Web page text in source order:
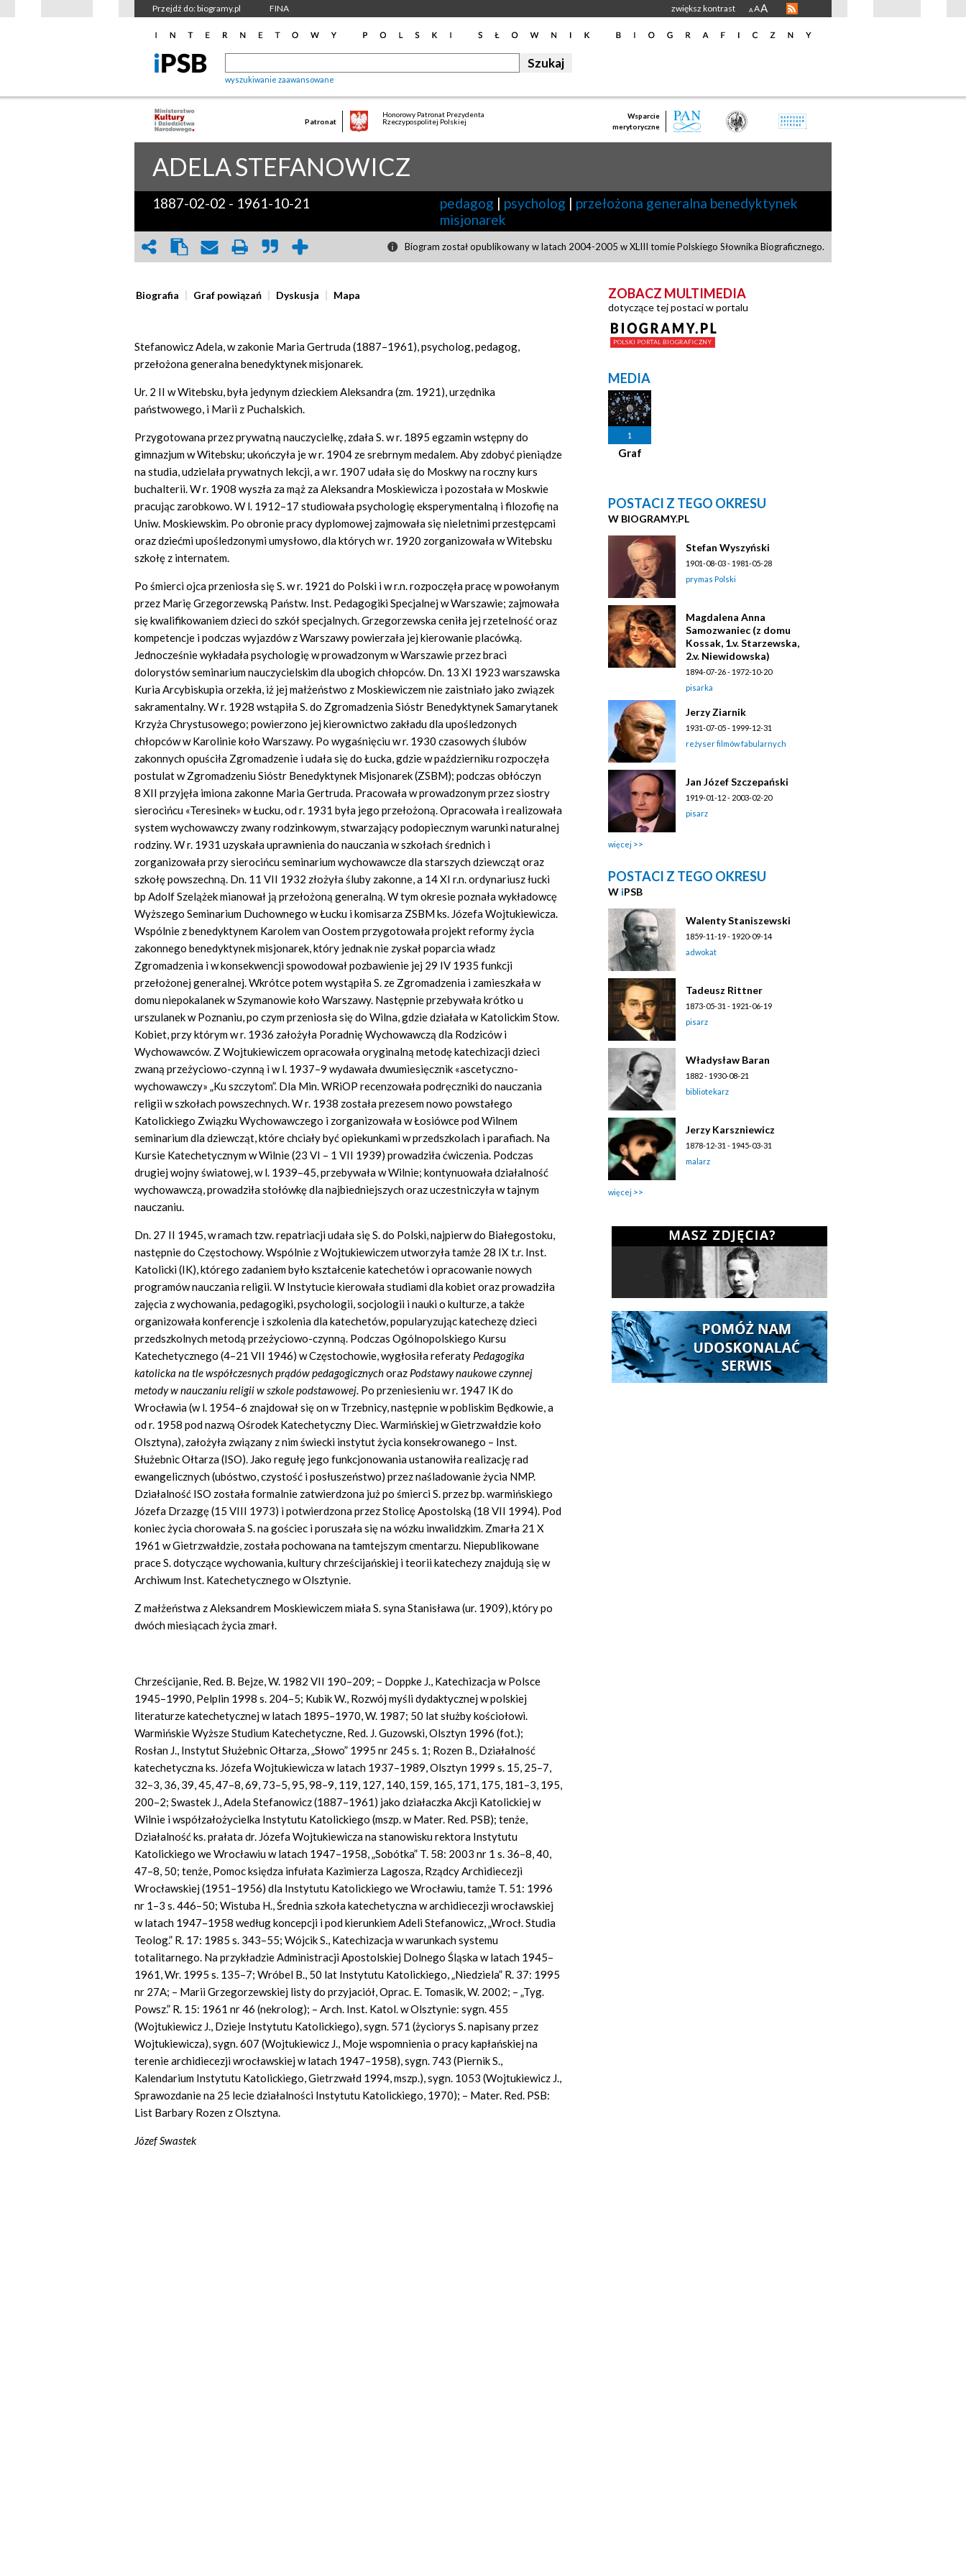
Przejdź do: biogramy.pl FINA zwiększ kontrast A AA
wyszukiwanie zaawansowane
Patronat
Honorowy Patronat Prezydenta
Rzeczypospolitej Polskiej
Wsparcie
merytoryczne
ADELASTEFANOWICZ
1887-02-02 - 1961-10-21 pedagog | psycholog | przełożona generalna benedyktynek
misjonarek
Biogram został opublikowany w latach 2004-2005 w XLIII tomie Polskiego Słownika Biograficznego.
Biografia Graf powiązań Dyskusja Mapa
Stefanowicz Adela, w zakonie Maria Gertruda (1887–1961), psycholog, pedagog,
przełożona generalna benedyktynek misjonarek.
Ur. 2 II w Witebsku, była jedynym dzieckiem Aleksandra (zm. 1921), urzędnika
państwowego, i Marii z Puchalskich.
Przygotowana przez prywatną nauczycielkę, zdała S. w r. 1895 egzamin wstępny do
gimnazjum w Witebsku; ukończyła je w r. 1904 ze srebrnym medalem. Aby zdobyć pieniądze
na studia, udzielała prywatnych lekcji, a w r. 1907 udała się do Moskwy na roczny kurs
buchalterii. W r. 1908 wyszła za mąż za Aleksandra Moskiewicza i pozostała w Moskwie
pracując zarobkowo. W l. 1912–17 studiowała psychologię eksperymentalną i filozofię na
Uniw. Moskiewskim. Po obronie pracy dyplomowej zajmowała się nieletnimi przestępcami
oraz dziećmi upośledzonymi umysłowo, dla których w r. 1920 zorganizowała w Witebsku
szkołę z internatem.
Po śmierci ojca przeniosła się S. w r. 1921 do Polski i w r.n. rozpoczęła pracę w powołanym
przez Marię Grzegorzewską Państw. Inst. Pedagogiki Specjalnej w Warszawie; zajmowała
się kwalifikowaniem dzieci do szkół specjalnych. Grzegorzewska ceniła jej rzetelność oraz
kompetencje i podczas wyjazdów z Warszawy powierzała jej kierowanie placówką.
Jednocześnie wykładała psychologię w prowadzonym w Warszawie przez braci
dolorystów seminarium nauczycielskim dla ubogich chłopców. Dn. 13 XI 1923 warszawska
Kuria Arcybiskupia orzekła, iż jej małżeństwo z Moskiewiczem nie zaistniało jako związek
sakramentalny. W r. 1928 wstąpiła S. do Zgromadzenia Sióstr Benedyktynek Samarytanek
Krzyża Chrystusowego; powierzono jej kierownictwo zakładu dla upośledzonych
chłopców w Karolinie koło Warszawy. Po wygaśnięciu w r. 1930 czasowych ślubów
zakonnych opuściła Zgromadzenie i udała się do Łucka, gdzie w październiku rozpoczęła
postulat w Zgromadzeniu Sióstr Benedyktynek Misjonarek (ZSBM); podczas obłóczyn
8 XII przyjęła imiona zakonne Maria Gertruda. Pracowała w prowadzonym przez siostry
sierocińcu «Teresinek» w Łucku, od r. 1931 była jego przełożoną. Opracowała i realizowała
system wychowawczy zwany rodzinkowym, stwarzający podopiecznym warunki naturalnej
rodziny. W r. 1931 uzyskała uprawnienia do nauczania w szkołach średnich i
zorganizowała przy sierocińcu seminarium wychowawcze dla starszych dziewcząt oraz
szkołę powszechną. Dn. 11 VII 1932 złożyła śluby zakonne, a 14 XI r.n. ordynariusz łucki
bp Adolf Szelążek mianował ją przełożoną generalną. W tym okresie poznała wykładowcę
Wyższego Seminarium Duchownego w Łucku i komisarza ZSBM ks. Józefa Wojtukiewicza.
Wspólnie z benedyktynem Karolem van Oostem przygotowała projekt reformy życia
zakonnego benedyktynek misjonarek, który jednak nie zyskał poparcia władz
Zgromadzenia i w konsekwencji spowodował pozbawienie jej 29 IV 1935 funkcji
przełożonej generalnej. Wkrótce potem wystąpiła S. ze Zgromadzenia i zamieszkała w
domu niepokalanek w Szymanowie koło Warszawy. Następnie przebywała krótko u
urszulanek w Poznaniu, po czym przeniosła się do Wilna, gdzie działała w Katolickim Stow.
Kobiet, przy którym w r. 1936 założyła Poradnię Wychowawczą dla Rodziców i
Wychowawców. Z Wojtukiewiczem opracowała oryginalną metodę katechizacji dzieci
zwaną przeżyciowo-czynną i w l. 1937–9 wydawała dwumiesięcznik «ascetyczno-
wychowawczy» „Ku szczytom”. Dla Min. WRiOP recenzowała podręczniki do nauczania
religii w szkołach powszechnych. W r. 1938 została prezesem nowo powstałego
Katolickiego Związku Wychowawczego i zorganizowała w Łosiówce pod Wilnem
seminarium dla dziewcząt, które chciały być opiekunkami w przedszkolach i parafiach. Na
Kursie Katechetycznym w Wilnie (23 VI – 1 VII 1939) prowadziła ćwiczenia. Podczas
drugiej wojny światowej, w l. 1939–45, przebywała w Wilnie; kontynuowała działalność
wychowawczą, prowadziła stołówkę dla najbiedniejszych oraz uczestniczyła w tajnym
nauczaniu.
Dn. 27 II 1945, w ramach tzw. repatriacji udała się S. do Polski, najpierw do Białegostoku,
następnie do Częstochowy. Wspólnie z Wojtukiewiczem utworzyła tamże 28 IX t.r. Inst.
Katolicki (IK), którego zadaniem było kształcenie katechetów i opracowanie nowych
programów nauczania religii. W Instytucie kierowała studiami dla kobiet oraz prowadziła
zajęcia z wychowania, pedagogiki, psychologii, socjologii i nauki o kulturze, a także
organizowała konferencje i szkolenia dla katechetów, popularyzując katechezę dzieci
przedszkolnych metodą przeżyciowo-czynną. Podczas Ogólnopolskiego Kursu
Katechetycznego (4–21 VII 1946) w Częstochowie, wygłosiła referaty Pedagogika
katolicka na tle współczesnych prądów pedagogicznychoraz Podstawy naukowe czynnej
metody w nauczaniu religii w szkole podstawowej. Po przeniesieniu w r. 1947 IK do
Wrocławia (w l. 1954–6 znajdował się on w Trzebnicy, następnie w pobliskim Będkowie, a
od r. 1958 pod nazwą Ośrodek Katechetyczny Diec. Warmińskiej w Gietrzwałdzie koło
Olsztyna), założyła związany z nim świecki instytut życia konsekrowanego – Inst.
Służebnic Ołtarza (ISO). Jako regułę jego funkcjonowania ustanowiła realizację rad
ewangelicznych (ubóstwo, czystość i posłuszeństwo) przez naśladowanie życia NMP.
Działalność ISO została formalnie zatwierdzona już po śmierci S. przez bp. warmińskiego
Józefa Drzazgę (15 VIII 1973) i potwierdzona przez Stolicę Apostolską (18 VII 1994). Pod
koniec życia chorowała S. na gościec i poruszała się na wózku inwalidzkim. Zmarła 21 X
1961 w Gietrzwałdzie, została pochowana na tamtejszym cmentarzu. Niepublikowane
prace S. dotyczące wychowania, kultury chrześcijańskiej i teorii katechezy znajdują się w
Archiwum Inst. Katechetycznego w Olsztynie.
Z małżeństwa z Aleksandrem Moskiewiczem miała S. syna Stanisława (ur. 1909), który po
dwóch miesiącach życia zmarł.
Chrześcijanie, Red. B. Bejze, W. 1982 VII 190–209; – Doppke J., Katechizacja w Polsce
1945–1990, Pelplin 1998 s. 204–5; Kubik W., Rozwój myśli dydaktycznej w polskiej
literaturze katechetycznej w latach 1895–1970, W. 1987; 50 lat służby kościołowi.
Warmińskie Wyższe Studium Katechetyczne, Red. J. Guzowski, Olsztyn 1996 (fot.);
Rosłan J., Instytut Służebnic Ołtarza, „Słowo” 1995 nr 245 s. 1; Rozen B., Działalność
katechetyczna ks. Józefa Wojtukiewicza w latach 1937–1989, Olsztyn 1999 s. 15, 25–7,
32–3, 36, 39, 45, 47–8, 69, 73–5, 95, 98–9, 119, 127, 140, 159, 165, 171, 175, 181–3, 195,
200–2; Swastek J., Adela Stefanowicz (1887–1961) jako działaczka Akcji Katolickiej w
Wilnie i współzałożycielka Instytutu Katolickiego (mszp. w Mater. Red. PSB); tenże,
Działalność ks. prałata dr. Józefa Wojtukiewicza na stanowisku rektora Instytutu
Katolickiego we Wrocławiu w latach 1947–1958, „Sobótka” T. 58: 2003 nr 1 s. 36–8, 40,
47–8, 50; tenże, Pomoc księdza infułata Kazimierza Lagosza, Rządcy Archidiecezji
Wrocławskiej (1951–1956) dla Instytutu Katolickiego we Wrocławiu, tamże T. 51: 1996
nr 1–3 s. 446–50; Wistuba H., Średnia szkoła katechetyczna w archidiecezji wrocławskiej
w latach 1947–1958 według koncepcji i pod kierunkiem Adeli Stefanowicz, „Wrocł. Studia
Teolog.” R. 17: 1985 s. 343–55; Wójcik S., Katechizacja w warunkach systemu
totalitarnego. Na przykładzie Administracji Apostolskiej Dolnego Śląska w latach 1945–
1961, Wr. 1995 s. 135–7; Wróbel B., 50 lat Instytutu Katolickiego, „Niedziela” R. 37: 1995
nr 27A; – Marii Grzegorzewskiej listy do przyjaciół, Oprac. E. Tomasik, W. 2002; – „Tyg.
Powsz.” R. 15: 1961 nr 46 (nekrolog); – Arch. Inst. Katol. w Olsztynie: sygn. 455
(Wojtukiewicz J., Dzieje Instytutu Katolickiego), sygn. 571 (życiorys S. napisany przez
Wojtukiewicza), sygn. 607 (Wojtukiewicz J., Moje wspomnienia o pracy kapłańskiej na
terenie archidiecezji wrocławskiej w latach 1947–1958), sygn. 743 (Piernik S.,
Kalendarium Instytutu Katolickiego, Gietrzwałd 1994, mszp.), sygn. 1053 (Wojtukiewicz J.,
Sprawozdanie na 25 lecie działalności Instytutu Katolickiego, 1970); – Mater. Red. PSB:
List Barbary Rozen z Olsztyna.
Józef Swastek
ZOBACZ MULTIMEDIA
dotyczące tej postaci w portalu
MEDIA
1
Graf
POSTACI Z TEGO OKRESU
W BIOGRAMY.PL
Stefan Wyszyński
1901-08-03 - 1981-05-28
prymas Polski
Magdalena Anna
Samozwaniec (z domu
Kossak, 1.v. Starzewska,
2.v. Niewidowska)
1894-07-26 - 1972-10-20
pisarka
Jerzy Ziarnik
1931-07-05 - 1999-12-31
reżyser filmów fabularnych
Jan Józef Szczepański
1919-01-12 - 2003-02-20
pisarz
więcej
POSTACI Z TEGO OKRESU
W iPSB
Walenty Staniszewski
1859-11-19 - 1920-09-14
adwokat
Tadeusz Rittner
1873-05-31 - 1921-06-19
pisarz
Władysław Baran
1882 - 1930-08-21
bibliotekarz
Jerzy Karszniewicz
1878-12-31 - 1945-03-31
malarz
więcej